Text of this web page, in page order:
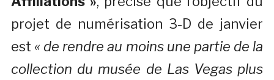
projet de numérisation 3-D de janvier
est « de rendre au moins une partie de la
collection du musée de Las Vegas plus